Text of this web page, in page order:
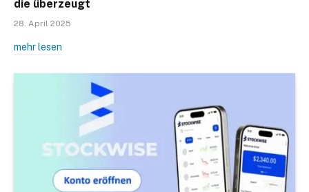
die überzeugt
28. April 2025
mehr lesen